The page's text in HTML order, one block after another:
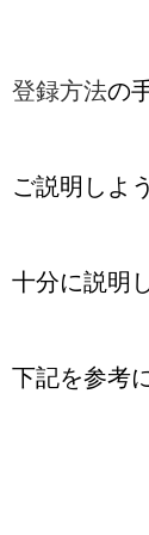
登録方法の
ご説明しよ
十分に説明
下記を参考